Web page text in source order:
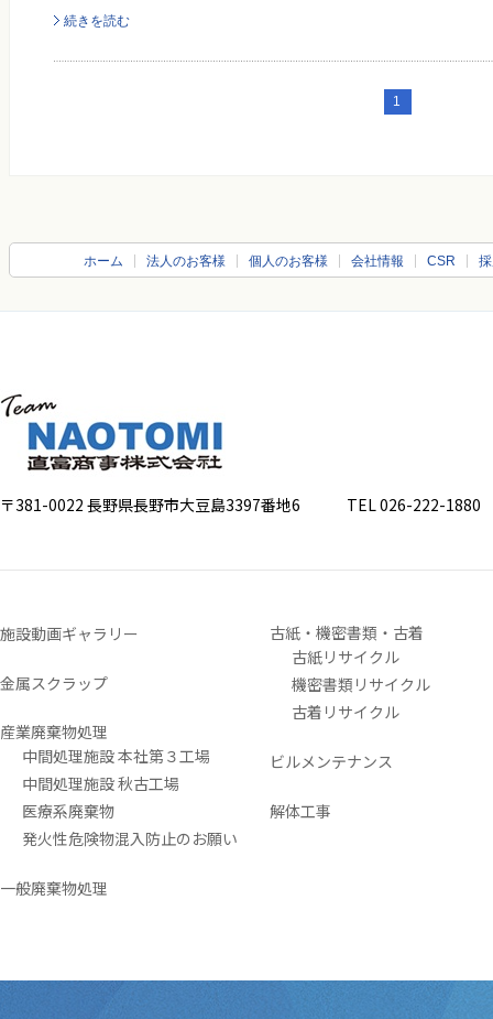
続きを読む
1
ホーム 法人のお客様 個人のお客様 会社情報 CSR
〒381-0022 長野県長野市大豆島3397番地6 TEL 026-222-1880
施設動画ギャラリー
金属スクラップ
産業廃棄物処理
中間処理施設 本社第３工場
中間処理施設 秋古工場
医療系廃棄物
発火性危険物混入防止のお願い
一般廃棄物処理
古紙・機密書類・古着
古紙リサイクル
機密書類リサイクル
古着リサイクル
ビルメンテナンス
解体工事